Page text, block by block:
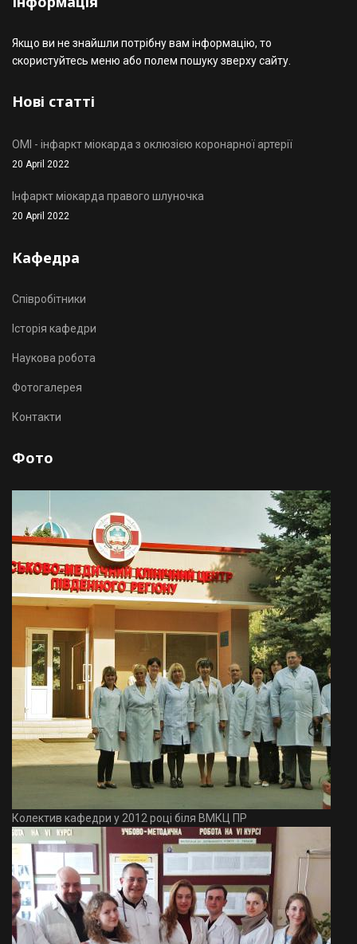
Якщо ви не знайшли потрібну вам інформацію, то
скористуйтесь меню або полем пошуку зверху сайту.
Нові статті
OMI - інфаркт міокарда з оклюзією коронарної артерії
20 April 2022
Інфаркт міокарда правого шлуночка
20 April 2022
Кафедра
Співробітники
Історія кафедри
Наукова робота
Фотогалерея
Контакти
Фото
Колектив кафедри у 2012 році біля ВМКЦ ПР